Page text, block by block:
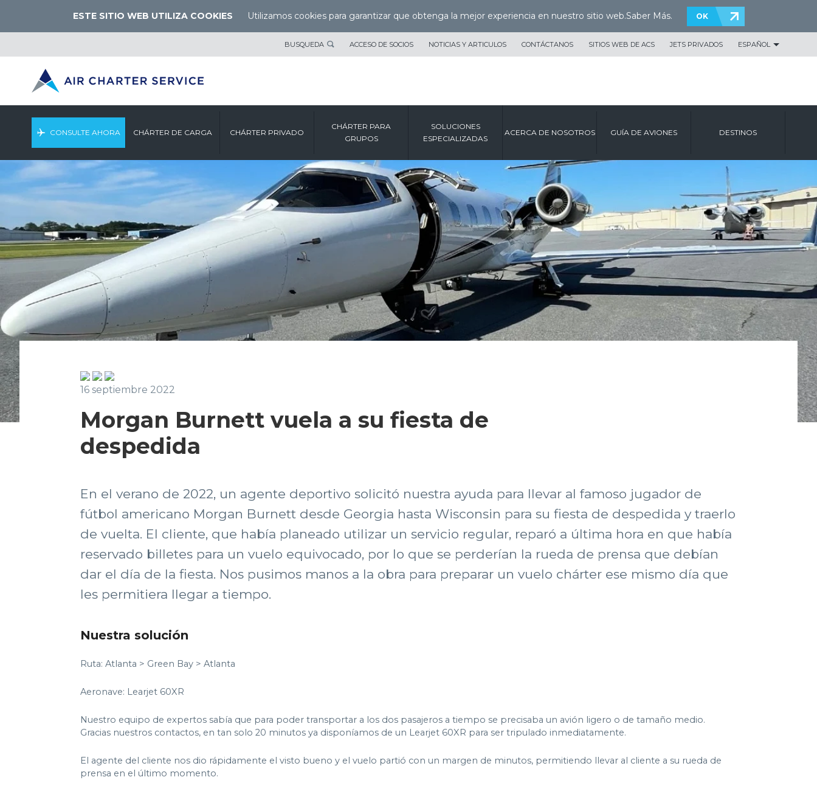
ESTE SITIO WEB UTILIZA COOKIES Utilizamos cookies para garantizar que obtenga la mejor experiencia en nuestro sitio web.Saber Más. OK
BUSQUEDA ACCESO DE SOCIOS NOTICIAS Y ARTICULOS CONTÁCTANOS SITIOS WEB DE ACS JETS PRIVADOS ESPAÑOL
CONSULTE AHORA CHÁRTER DE CARGA CHÁRTER PRIVADO
CHÁRTER PARA
GRUPOS
SOLUCIONES
ESPECIALIZADAS
ACERCA DE NOSOTROS GUÍA DE AVIONES DESTINOS
16 septiembre 2022
Morgan Burnett vuela a su fiesta de
despedida
En el verano de 2022, un agente deportivo solicitó nuestra ayuda para llevar al famoso jugador de
fútbol americano Morgan Burnett desde Georgia hasta Wisconsin para su fiesta de despedida y traerlo
de vuelta. El cliente, que había planeado utilizar un servicio regular, reparó a última hora en que había
reservado billetes para un vuelo equivocado, por lo que se perderían la rueda de prensa que debían
dar el día de la fiesta. Nos pusimos manos a la obra para preparar un vuelo chárter ese mismo día que
les permitiera llegar a tiempo.
Nuestra solución
Ruta: Atlanta > Green Bay > Atlanta
Aeronave: Learjet 60XR
Nuestro equipo de expertos sabía que para poder transportar a los dos pasajeros a tiempo se precisaba un avión ligero o de tamaño medio.
Gracias nuestros contactos, en tan solo 20 minutos ya disponíamos de un Learjet 60XR para ser tripulado inmediatamente.
El agente del cliente nos dio rápidamente el visto bueno y el vuelo partió con un margen de minutos, permitiendo llevar al cliente a su rueda de
prensa en el último momento.